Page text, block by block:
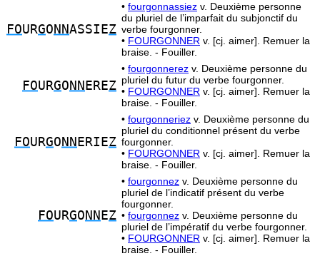
FOURGO NNASSIEZ
• fourgonnassiez v. Deuxième personne
du pluriel de l’imparfait du subjonctif du
verbe fourgonner.
• FOURGONNER v. [cj. aimer]. Remuer la
braise. - Fouiller.
FOURGO NN EREZ
• fourgonnerez v. Deuxième personne du
pluriel du futur du verbe fourgonner.
• FOURGONNER v. [cj. aimer]. Remuer la
braise. - Fouiller.
FOURGO NN ERIEZ
• fourgonneriez v. Deuxième personne du
pluriel du conditionnel présent du verbe
fourgonner.
• FOURGONNER v. [cj. aimer]. Remuer la
braise. - Fouiller.
FOURGO NN EZ
• fourgonnez v. Deuxième personne du
pluriel de l’indicatif présent du verbe
fourgonner.
• fourgonnez v. Deuxième personne du
pluriel de l’impératif du verbe fourgonner.
• FOURGONNER v. [cj. aimer]. Remuer la
braise. - Fouiller.